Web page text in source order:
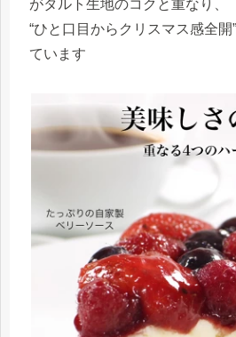
がタルト生地のコクと重なり、
“ひと口目からクリスマス感全
ています